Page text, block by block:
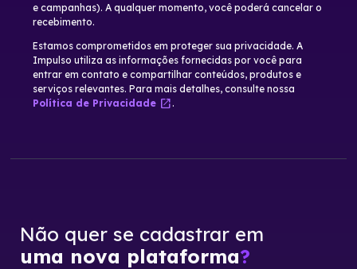
e campanhas). A qualquer momento, você poderá cancelar o
recebimento.
Estamos comprometidos em proteger sua privacidade. A
Impulso utiliza as informações fornecidas por você para
entrar em contato e compartilhar conteúdos, produtos e
serviços relevantes. Para mais detalhes, consulte nossa
Política de Privacidade open_in_new.
Não quer se cadastrar em
uma nova plataforma?